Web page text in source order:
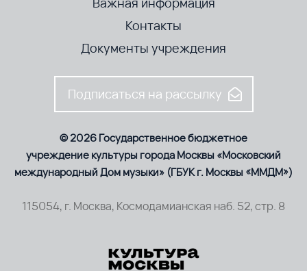
Контакты
Документы учреждения
Подписаться на рассылку
© 2026 Государственное бюджетное
учреждение культуры города Москвы «Московский
международный Дом музыки» (ГБУК г. Москвы «ММДМ»)
115054, г. Москва, Космодамианская наб. 52, стр. 8